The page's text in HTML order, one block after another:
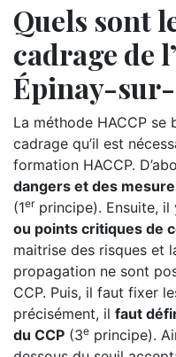
Quels sont
cadrage de
Épinay-
La méthode HACCP se
cadrage qu’il est
formation HACCP.
dangers et des
(1erprincipe). Ensuite, il
ou points critiques de
maitrise des risques et
propagation ne sont
CCP. Puis, il faut fixer
précisément, il faut
du CCP (3e principe).